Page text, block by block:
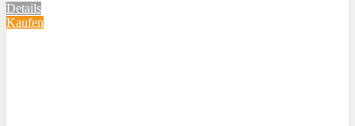
Details
Kaufen